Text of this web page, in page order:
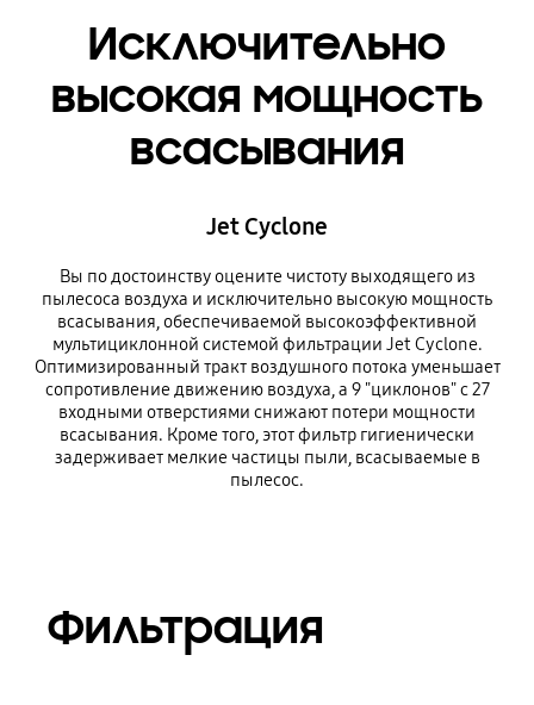
Исключительно
высокая мощность
всасывания
Jet Cyclone
Вы по достоинству оцените чистоту выходящего из
пылесоса воздуха и исключительно высокую мощность
всасывания, обеспечиваемой высокоэффективной
мультициклонной системой фильтрации Jet Cyclone.
Оптимизированный тракт воздушного потока уменьшает
сопротивление движению воздуха, а 9 "циклонов" с 27
входными отверстиями снижают потери мощности
всасывания. Кроме того, этот фильтр гигиенически
задерживает мелкие частицы пыли, всасываемые в
пылесос.
Фильтрация